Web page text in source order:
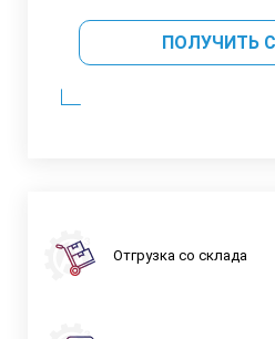
ПОЛУЧИТЬ
Отгрузка со склада